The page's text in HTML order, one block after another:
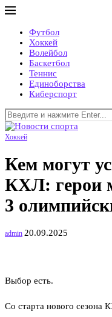
Футбол
Хоккей
Волейбол
Баскетбол
Теннис
Единоборства
Киберспорт
Хоккей
Кем могут
КХЛ: герои
3
admin 20.09.2025
Выбор есть.
Со старта нового сезона